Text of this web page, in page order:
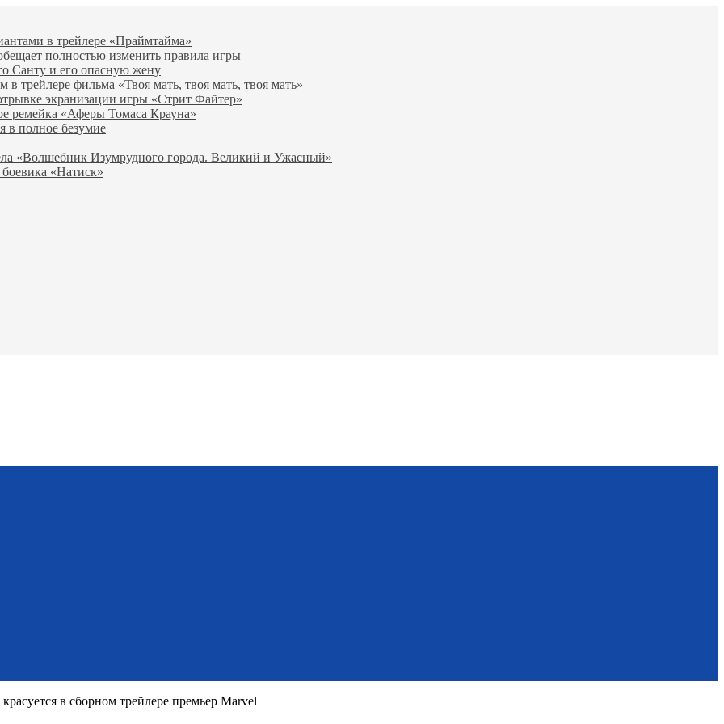
в трейлере «Праймтайма»
полностью изменить правила игры
Санту и его опасную жену
трейлере фильма «Твоя мать, твоя мать, твоя мать»
экранизации игры «Стрит Файтер»
ремейка «Аферы Томаса Крауна»
в полное безумие
«Волшебник Изумрудного города. Великий и Ужасный»
«Натиск»
в сборном трейлере премьер Marvel